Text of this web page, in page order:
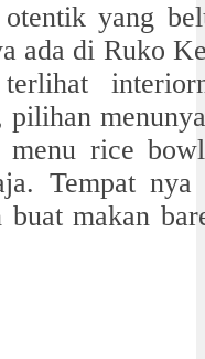
yang
ada di Ruko
pilihan
rice
Tempat nya
makan